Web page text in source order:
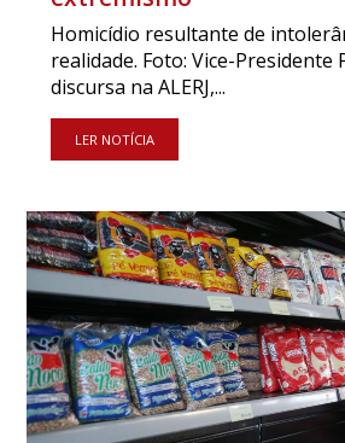
Homicídio resultante de
realidade. Foto: Vice-Presidente
discursa na ALERJ,...
LER NOTÍCIA